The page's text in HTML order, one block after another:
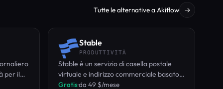
Tutte le alternative a Akiflow →
per il
Stable
PRODUTTIVITÀ
Stable è un servizio di casella postale
virtuale e indirizzo commerciale basato
su AI che automatizza la gestione, i
Gratis·da 49 $/mese